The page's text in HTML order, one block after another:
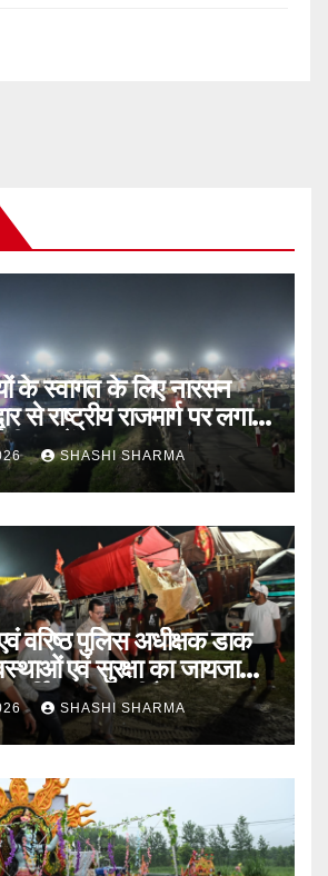
के स्वागत के लिए नारसन
से राष्ट्रीय राजमार्ग पर लगाई
लाइटेंSHASHI SHARMA
वरिष्ठ पुलिस अधीक्षक डाक
एवं सुरक्षा का जायजा
स्थल जीरो ग्राउंड पर
SHASHI SHARMA